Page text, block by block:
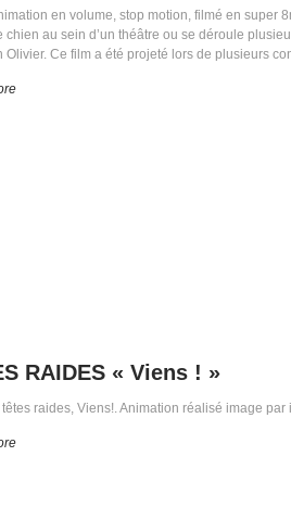
en volume, stop motion, filmé en super
chien au sein d’un théâtre ou se déroule
Olivier. Ce film a été projeté lors de plusieurs
RAIDES « Viens ! »
raides, Viens!. Animation réalisé image